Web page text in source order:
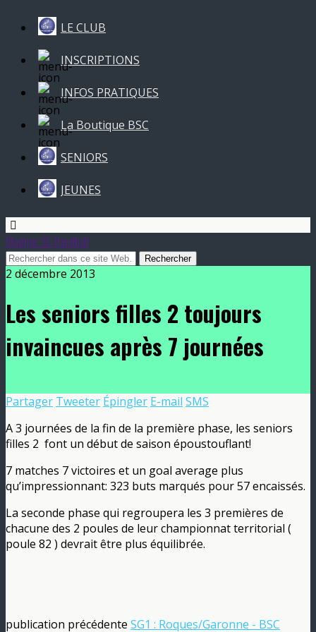
LE CLUB
INSCRIPTIONS
INFOS PRATIQUES
La Boutique BSC
SENIORS
JEUNES
Blagnac SC Handball
2 décembre 2013
Les seniors filles 2 toujours
invaincues après 7 journées
Partager Tweeter Épingler E-mail SMS
A 3 journées de la fin de la première phase, les seniors
filles 2 font un début de saison époustouflant!
7 matches 7 victoires et un goal average plus
qu’impressionnant: 323 buts marqués pour 57 encaissés.
La seconde phase qui regroupera les 3 premières de
chacune des 2 poules de leur championnat territorial (
poule 82 ) devrait être plus équilibrée.
publication précédente SG1 : Roques/Garonne - BSC